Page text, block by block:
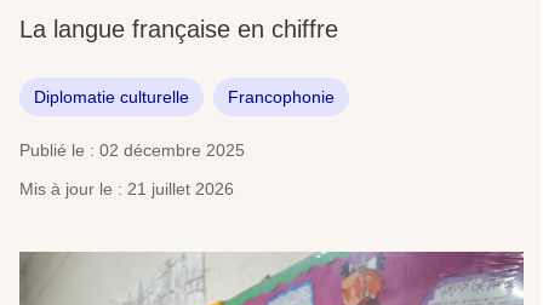
La langue française en chiffre
Diplomatie culturelle Francophonie
Publié le : 02 décembre 2025
Mis à jour le : 21 juillet 2026